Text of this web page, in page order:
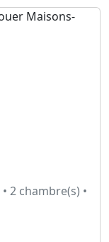
2 chambre(s) •